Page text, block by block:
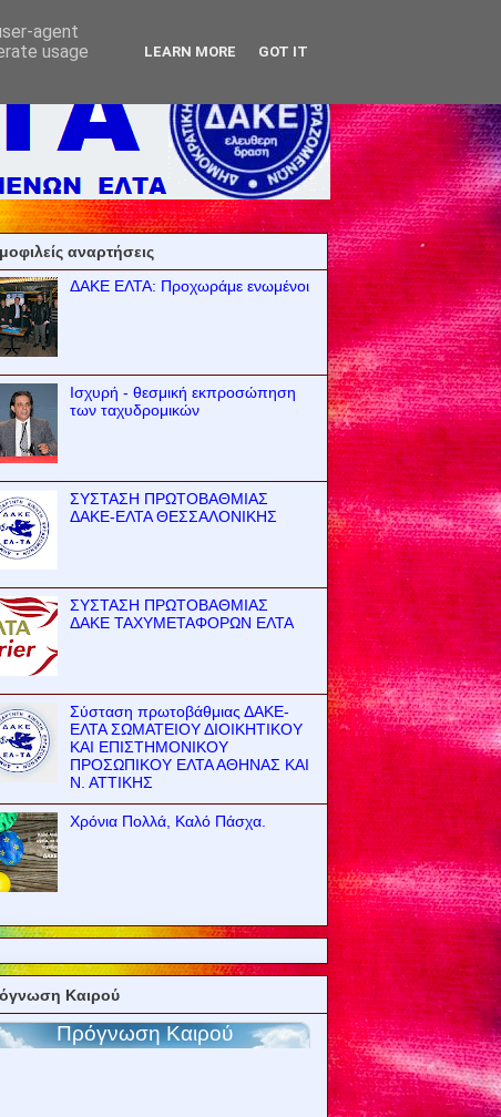
αναρτήσεις
ΔΑΚΕ ΕΛΤΑ: Προχωράμε ενωμένοι
Ισχυρή - θεσμική εκπροσώπηση
των ταχυδρομικών
ΣΥΣΤΑΣΗ ΠΡΩΤΟΒΑΘΜΙΑΣ
ΔΑΚΕ-ΕΛΤΑ ΘΕΣΣΑΛΟΝΙΚΗΣ
ΣΥΣΤΑΣΗ ΠΡΩΤΟΒΑΘΜΙΑΣ
ΔΑΚΕ ΤΑΧΥΜΕΤΑΦΟΡΩΝ ΕΛΤΑ
Σύσταση πρωτοβάθμιας ΔΑΚΕ-
ΕΛΤΑ ΣΩΜΑΤΕΙΟΥ ΔΙΟΙΚΗΤΙΚΟΥ
ΚΑΙ ΕΠΙΣΤΗΜΟΝΙΚΟΥ
ΠΡΟΣΩΠΙΚΟΥ ΕΛΤΑ ΑΘΗΝΑΣ ΚΑΙ
Ν. ΑΤΤΙΚΗΣ
Χρόνια Πολλά, Καλό Πάσχα.
Καιρού
agent
usage
LEARN MORE GOT IT